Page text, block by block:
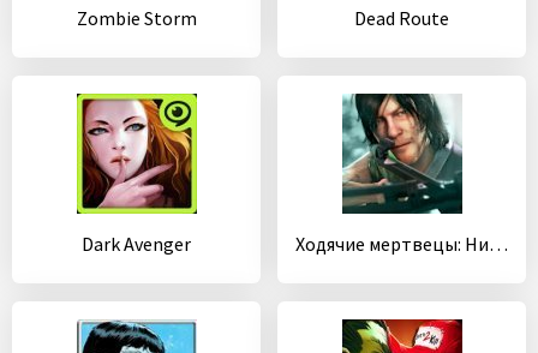
Zombie Storm Dead Route
Dark Avenger Ходячие мертвецы: Ничейная земля